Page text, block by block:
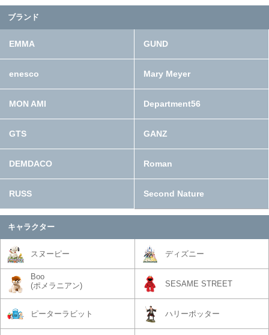
ブランド
EMMA GUND
enesco Mary Meyer
MON AMI Department56
GTS GANZ
DEMDACO Roman
RUSS Second Nature
キャラクター
スヌーピー ディズニー
Boo
(ポメラニアン)
SESAME STREET
ピーターラビット ハリーポッター